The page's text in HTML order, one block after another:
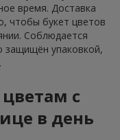
время. Доставка
чтобы букет цветов
Соблюдается
защищён упаковкой,
с
в день